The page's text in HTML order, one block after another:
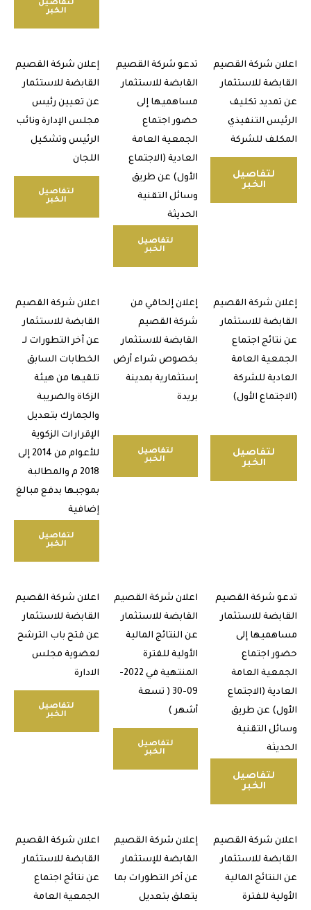
لتفاصيل
شركة القصيم
للاستثمار
تكليف
التنفيذي
للشركة
لتفاصيل
تدعو شركة القصيم
القابضة للاستثمار
مساهميها إلى
حضور اجتماع
الجمعية العامة
العادية (الاجتماع
الأول) عن طريق
وسائل التقنية
لتفاصيل
إعلان شركة القصيم
القابضة للاستثمار
عن تعيين رئيس
مجلس الإدارة ونائب
الرئيس وتشكيل
اللجان
لتفاصيل
شركة القصيم
للاستثمار
اجتماع
العامة
للشركة
الأول)
لتفاصيل
إعلان إلحاقي من
شركة القصيم
القابضة للاستثمار
بخصوص شراء أرض
إستثمارية بمدينة
لتفاصيل
اعلان شركة القصيم
القابضة للاستثمار
عن آخر التطورات لـ
الخطابات السابق
تلقيها من هيئة
الزكاة والضريبة
والجمارك بتعديل
الإقرارات الزكوية
للأعوام من 2014 إلى
2018 م والمطالبة
بموجبها بدفع مبالغ
إضافية
لتفاصيل
شركة القصيم
للاستثمار
إلى
اجتماع
العامة
(الاجتماع
عن طريق
التقنية
لتفاصيل
اعلان شركة القصيم
القابضة للاستثمار
عن النتائج المالية
الأولية للفترة
المنتهية في 2022-
09-30 ( تسعة
لتفاصيل
اعلان شركة القصيم
القابضة للاستثمار
عن فتح باب الترشح
لعضوية مجلس
الادارة
لتفاصيل
شركة القصيم
للاستثمار
المالية
للفترة
إعلان شركة القصيم
القابضة للإستثمار
عن أخر التطورات بما
يتعلق بتعديل
اعلان شركة القصيم
القابضة للاستثمار
عن نتائج اجتماع
الجمعية العامة